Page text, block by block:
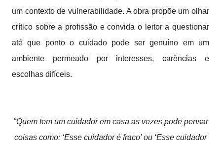
um contexto de vulnerabilidade. A obra propõe um olhar
crítico sobre a profissão e convida o leitor a questionar
até que ponto o cuidado pode ser genuíno em um
ambiente permeado por interesses, carências e
escolhas difíceis.
"Quem tem um cuidador em casa as vezes pode pensar
coisas como: ‘Esse cuidador é fraco’ ou ‘Esse cuidador